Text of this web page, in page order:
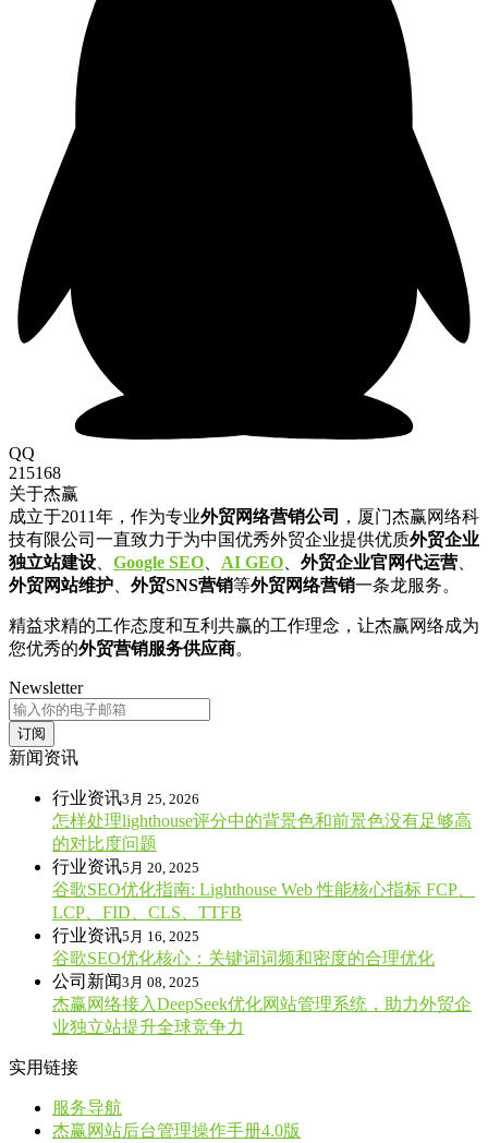
QQ
215168
关于杰赢
成立于2011年，作为专业外贸网络营销公司
，厦门杰赢网络科
技有限公司一直致力于为中国优秀外贸企业提供优质外贸企业
独立站建设、 Google SEO、 AI GEO、 外贸企业官网代运营、
外贸网站维护、 外贸SNS营销等外贸网络营销一条龙服务。
精益求精的工作态度和互利共赢的工作理念，让杰赢网络成为
您优秀的外贸营销服务供应商。
Newsletter
订阅
新闻资讯
行业资讯3月 25, 2026
怎样处理lighthouse评分中的背景色和前景色没有足够高
的对比度问题
行业资讯5月 20, 2025
谷歌SEO优化指南: Lighthouse Web 性能核心指标 FCP、
LCP、FID、CLS、TTFB
行业资讯5月 16, 2025
谷歌SEO优化核心：关键词词频和密度的合理优化
公司新闻3月 08, 2025
杰赢网络接入DeepSeek优化网站管理系统，助力外贸企
业独立站提升全球竞争力
实用链接
服务导航
杰赢网站后台管理操作手册4.0版